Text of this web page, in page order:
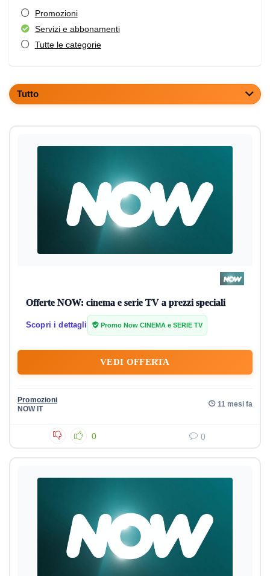
Promozioni
Servizi e abbonamenti
Tutte le categorie
Tutto
Offerte NOW: cinema e serie TV a prezzi speciali
Scopri i dettagli Promo Now CINEMA e SERIE TV
VEDI OFFERTA
Promozioni
NOW IT
11 mesi fa
0 0